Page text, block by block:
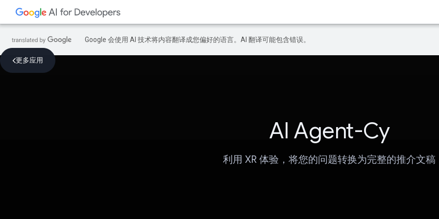
Google 会使用 AI 技术将内容翻译成您偏好的语言。AI 翻译可能包含错误。
更多应用
AI Agent-Cy
利用 XR 体验，将您的问题转换为完整的推介文稿